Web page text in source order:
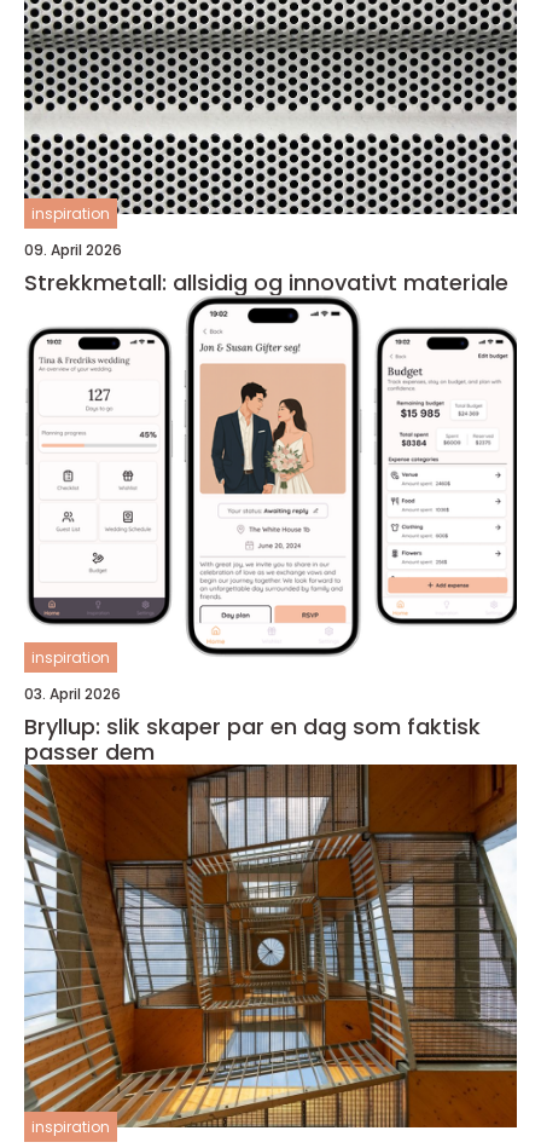
inspiration
09. April 2026
Strekkmetall: allsidig og innovativt materiale
inspiration
03. April 2026
Bryllup: slik skaper par en dag som faktisk
passer dem
inspiration